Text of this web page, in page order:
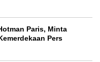
Paris, Minta
Pers